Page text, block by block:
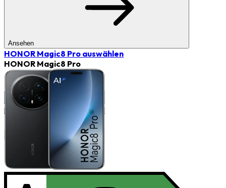
Ansehen
HONOR Magic8 Pro auswählen
HONOR Magic8 Pro